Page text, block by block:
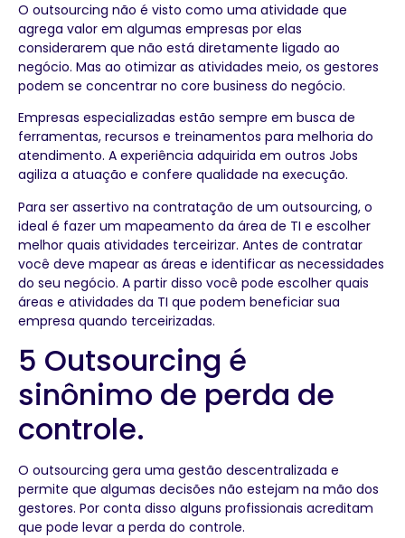
O outsourcing não é visto como uma atividade que
agrega valor em algumas empresas por elas
considerarem que não está diretamente ligado ao
negócio. Mas ao otimizar as atividades meio, os gestores
podem se concentrar no core business do negócio.
Empresas especializadas estão sempre em busca de
ferramentas, recursos e treinamentos para melhoria do
atendimento. A experiência adquirida em outros Jobs
agiliza a atuação e confere qualidade na execução.
Para ser assertivo na contratação de um outsourcing, o
ideal é fazer um mapeamento da área de TI e escolher
melhor quais atividades terceirizar. Antes de contratar
você deve mapear as áreas e identificar as necessidades
do seu negócio. A partir disso você pode escolher quais
áreas e atividades da TI que podem beneficiar sua
empresa quando terceirizadas.
5 Outsourcing é
sinônimo de perda de
controle.
O outsourcing gera uma gestão descentralizada e
permite que algumas decisões não estejam na mão dos
gestores. Por conta disso alguns profissionais acreditam
que pode levar a perda do controle.